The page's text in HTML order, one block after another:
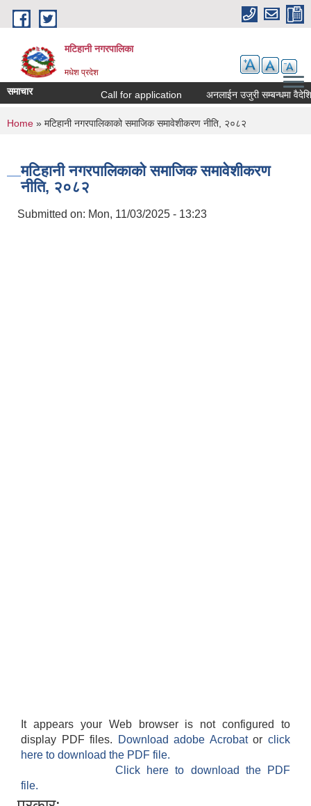
Skip to main content
मटिहानी नगरपालिका
मधेश प्रदेश
समाचार Call for application अनलाईन उजुरी सम्बन्धमा
You are here
Home » मटिहानी नगरपालिकाको समाजिक समावेशीकरण नीति, २०८२
मटिहानी नगरपालिकाको समाजिक समावेशीकरण
नीति, २०८२
Submitted on: Mon, 11/03/2025 - 13:23
It appears your Web browser is not configured to
display PDF files.
Download adobe Acrobatorclick
here to download the PDF file.
Click here to download the PDF
file.